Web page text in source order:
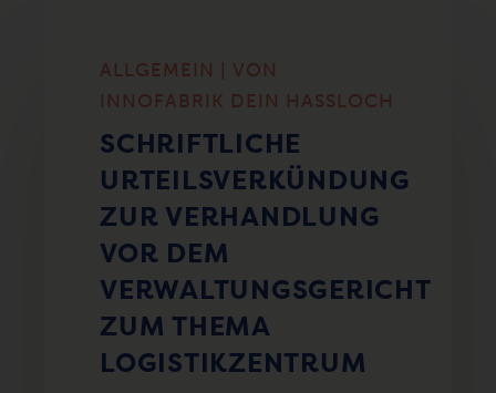
ALLGEMEIN | VON
INNOFABRIK DEIN HASSLOCH
SCHRIFTLICHE
URTEILSVERKÜNDUNG
ZUR VERHANDLUNG
VOR DEM
VERWALTUNGSGERICHT
ZUM THEMA
LOGISTIKZENTRUM